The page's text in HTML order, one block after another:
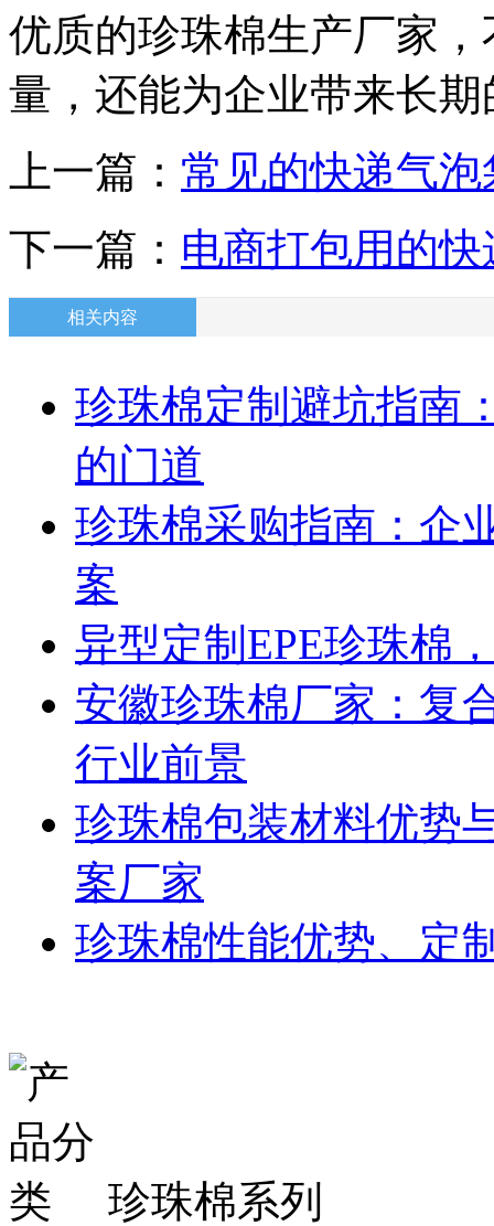
优质的珍珠棉生产厂家
量，还能为企业带来长
上一篇： 常见的快递气
下一篇： 电商打包用的
相关内容
珍珠棉定制避坑指南
的门道
珍珠棉采购指南：企
案
异型定制EPE珍珠棉
安徽珍珠棉厂家：复
行业前景
珍珠棉包装材料优势
案厂家
珍珠棉性能优势、定
珍珠棉系列